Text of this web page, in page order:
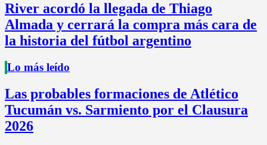
River acordó la llegada de Thiago
Almada y cerrará la compra más cara de
la historia del fútbol argentino
Lo más leído
Las probables formaciones de Atlético
Tucumán vs. Sarmiento por el Clausura
2026